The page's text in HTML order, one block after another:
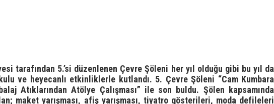
tarafından 5.’si düzenlenen Çevre Şöleni her yıl olduğu gibi bu yıl da
ve heyecanlı etkinliklerle kutlandı. 5. Çevre Şöleni “Cam Kumbara
Atıklarından Atölye Çalışması” ile son buldu. Şölen kapsamında
maket yarışması, afiş yarışması, tiyatro gösterileri, moda defileleri